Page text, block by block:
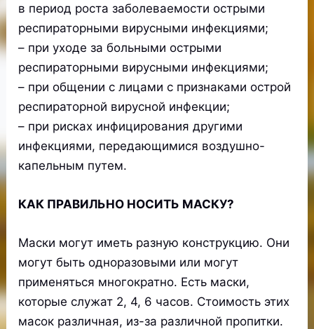
в период роста заболеваемости острыми
респираторными вирусными инфекциями;
– при уходе за больными острыми
респираторными вирусными инфекциями;
– при общении с лицами с признаками острой
респираторной вирусной инфекции;
– при рисках инфицирования другими
инфекциями, передающимися воздушно-
капельным путем.
КАК ПРАВИЛЬНО НОСИТЬ МАСКУ?
Маски могут иметь разную конструкцию. Они
могут быть одноразовыми или могут
применяться многократно. Есть маски,
которые служат 2, 4, 6 часов. Стоимость этих
масок различная, из-за различной пропитки.